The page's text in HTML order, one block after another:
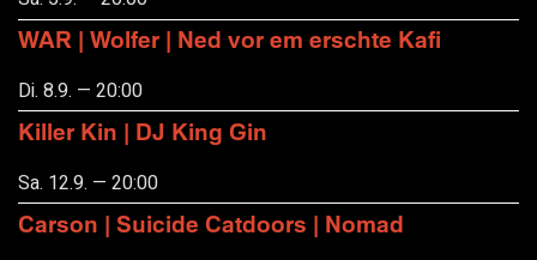
WAR | Wolfer | Ned vor em erschte Kafi
Di. 8.9. — 20:00
Killer Kin | DJ King Gin
Sa. 12.9. — 20:00
Carson | Suicide Catdoors | Nomad